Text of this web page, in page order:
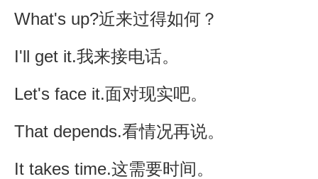
What's up?近来过得如何？
I'll get it.我来接电话。
Let's face it.面对现实吧。
That depends.看情况再说。
It takes time.这需要时间。